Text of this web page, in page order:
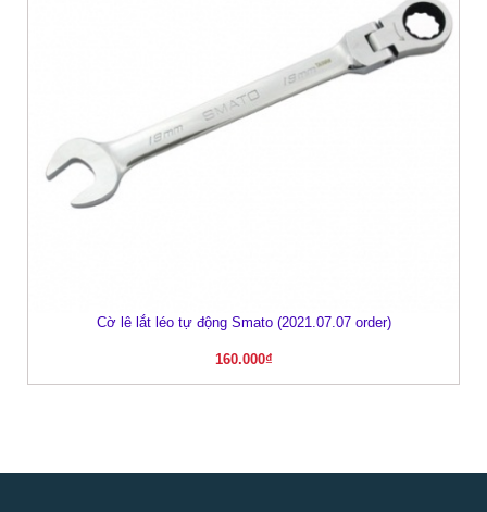
Cờ lê lắt léo tự động Smato (2021.07.07 order)
160.000₫